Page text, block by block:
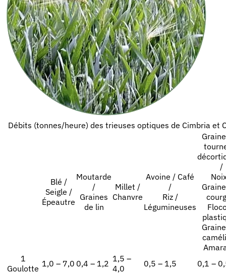
Débits (tonnes/heure) des trieuses optiques de Cimbria et
Blé /
Seigle /
Épeautre
Moutarde
/
Graines
de lin
Millet /
Chanvre
Avoine / Café
/
Riz /
Légumineuses
/
1
Goulotte 1,0 – 7,0 0,4 – 1,2 1,5 –
4,0
0,5 – 1,5
0,1 –